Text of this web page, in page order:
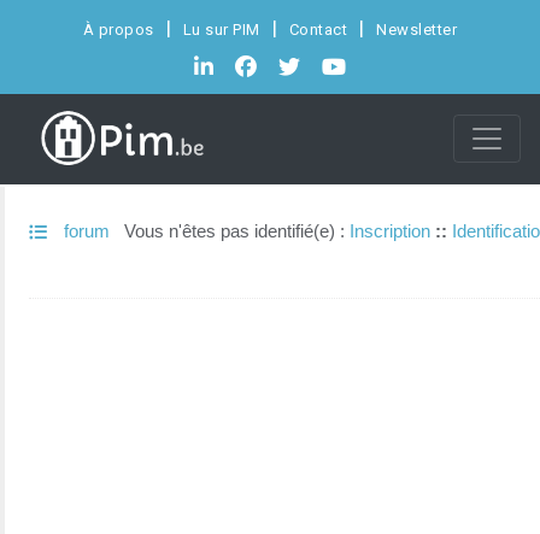
À propos Lu sur PIM Contact Newsletter
forum Vous n'êtes pas identifié(e) : Inscription ::